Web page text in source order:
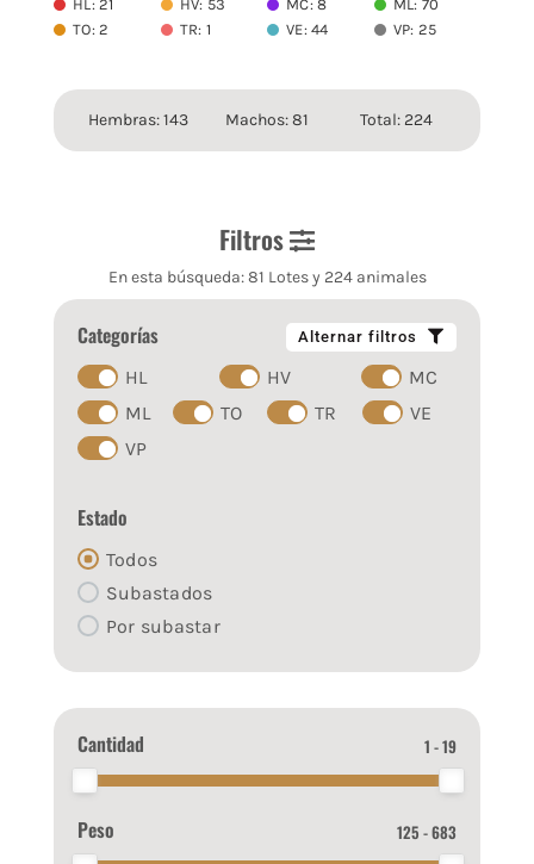
HL: 21 HV: 53 MC: 8
ML: 70
TO: 2
TR: 1 VE: 44 VP: 25
Hembras: 143 Machos: 81 Total: 224
Filtros
En esta búsqueda: 81 Lotes y 224 animales
Categorías Alternar filtros
HL HV
MC
ML
TO TR
VE
VP
Estado
Todos
Subastados
Por subastar
Cantidad 1 - 19
Peso 125 - 683